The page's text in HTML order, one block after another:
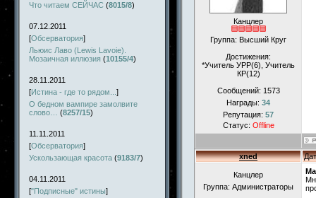
Что читаем СЕЙЧАС (8015/8)
07.12.2011
[Обсерватория]
Льюис Лаво (Lewis Lavoie).
Мозаичная иллюзия (10155/4)
28.11.2011
[Истина - где то рядом... ]
О бедном вампире замолвите
слово…
(8257/15)
11.11.2011
[Обсерватория]
Ускользающая красота (9183/7)
04.11.2011
["Подписные" истины]
Канцлер
Группа: Высший Круг
Достижения:
*Учитель УРР(6), Учитель
КР(12)
Сообщений: 1573
Награды: 34
Репутация: 57
Статус: Offline
xned
Канцлер
Группа: Администраторы